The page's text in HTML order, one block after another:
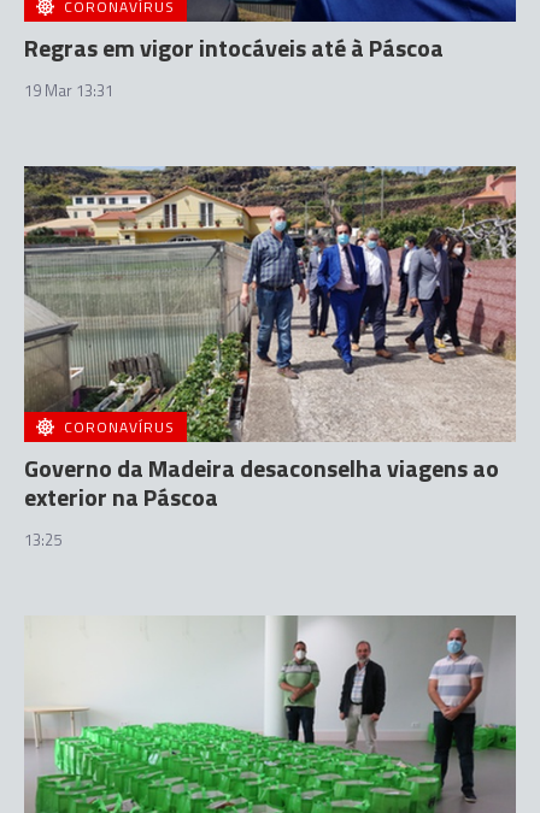
CORONAVÍRUS
Regras em vigor intocáveis até à Páscoa
19 Mar 13:31
CORONAVÍRUS
Governo da Madeira desaconselha viagens ao
exterior na Páscoa
13:25